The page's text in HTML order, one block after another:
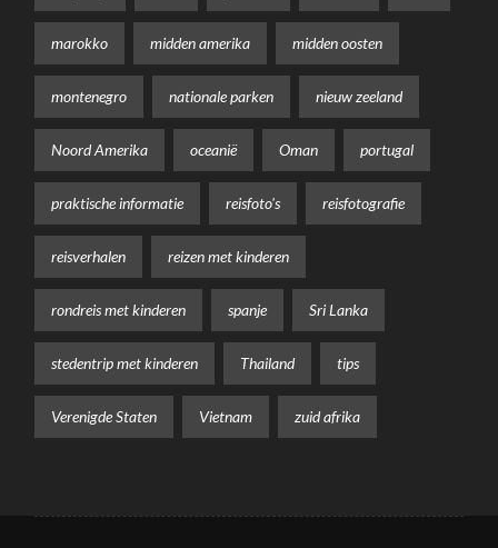
marokko midden amerika midden oosten
montenegro nationale parken nieuw zeeland
Noord Amerika oceanië Oman portugal
praktische informatie reisfoto's reisfotografie
reisverhalen reizen met kinderen
rondreis met kinderen spanje Sri Lanka
stedentrip met kinderen Thailand tips
Verenigde Staten Vietnam zuid afrika